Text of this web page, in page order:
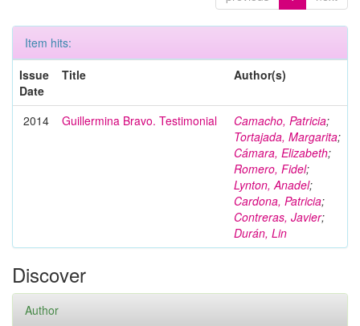
Item hits:
Issue
Date
Title Author(s)
2014 Guillermina Bravo. Testimonial Camacho, Patricia;
Tortajada, Margarita;
Cámara, Elizabeth;
Romero, Fidel;
Lynton, Anadel;
Cardona, Patricia;
Contreras, Javier;
Durán, Lin
Discover
Author